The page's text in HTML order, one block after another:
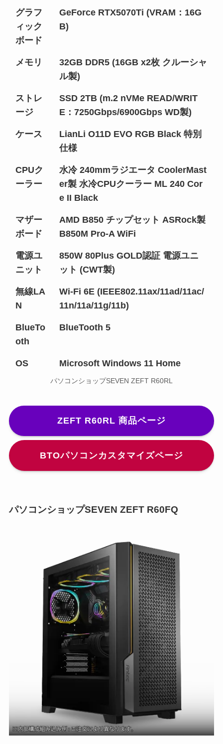
グラフ
ィック
ボード
GeForce RTX5070Ti (VRAM：16G
B)
メモリ
32GB DDR5 (16GB x2枚 クルーシャ
ル製)
ストレ
ージ
SSD 2TB (m.2 nVMe READ/WRIT
E：7250Gbps/6900Gbps WD製)
ケース
LianLi O11D EVO RGB Black 特別
仕様
CPUク
ーラー
水冷 240mmラジエータ CoolerMast
er製 水冷CPUクーラー ML 240 Cor
e II Black
マザー
ボード
AMD B850 チップセット ASRock製
B850M Pro-A WiFi
電源ユ
ニット
850W 80Plus GOLD認証 電源ユニ
ット (CWT製)
無線LA
N
Wi-Fi 6E (IEEE802.11ax/11ad/11ac/
11n/11a/11g/11b)
BlueTo
oth
BlueTooth 5
OS Microsoft Windows 11 Home
パソコンショップSEVEN ZEFT R60RL
ZEFT R60RL 商品ページ
BTOパソコンカスタマイズページ
パソコンショップSEVEN ZEFT R60FQ